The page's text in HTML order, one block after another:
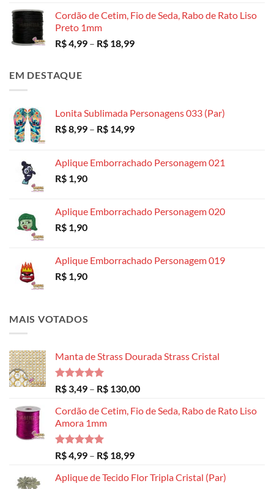
Cordão de Cetim, Fio de Seda, Rabo de Rato Liso
Preto 1mm
R$4,99 – R$ 18,99Faixa
EM DESTAQUE
Lonita Sublimada Personagens 033 (Par)
R$8,99 – R$ 14,99Faixa
R$ 8,99
Aplique Emborrachado Personagem 021
R$ 1,90
Aplique Emborrachado Personagem 020
R$ 1,90
Aplique Emborrachado Personagem 019
R$ 1,90
MAIS VOTADOS
Manta de Strass Dourada Strass Cristal
Avaliação
5.00
de 5
R$ 3,49 – R$ 130,00Faixa
preço:
Cordão de Cetim, Fio de Seda, Rabo de Rato Liso
Amora 1mm
Avaliação
5.00
de 5
R$4,99 – R$ 18,99Faixa
preço:
Aplique de Tecido Flor Tripla Cristal (Par)